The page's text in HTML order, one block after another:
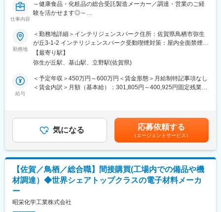
■鳥栖工場について：
精米・パックごはん・飲料の生産拠点です。単身世帯の増加や生
拡大していることから、鳥栖工場を西日本エリアの飲料水・食品
生産拠点として位置付け、安定的な供給体制を構築します。今後
は海外に向けての輸出などにも取り組んでいきます。
アイリスグループは「快適生活」をキーワードに、生活者の潜在
的な不満を解消するソリューション型商品で、暮らしをより豊か
た。日本で大ヒットした後、海外にもニーズがあると考え、アメ
リカとヨーロッパで販売。日本と同じく欧米で大ヒットし、世界
中の収納ケースが透明に変わりました。こうして「しまう収納」
から「探す収納」へとその概念を変えたことで、世界の収納文化
を変えました。世の中は常に変化しており、想定外の出来事も起
こります。移り行く時代の変化にスピーディに対応し、グループ
力を最大限に活用すること。それが新しい需要と市場を創造する
ことであり、使命だと考えます。アイリスグループはこれから
貢献する」企業であり続けます。
仕事内容
～健康食品・化粧品の総合受託製造メーカー／調達・営業のご経
験を活かせます◎～
■概要：
当社は、最新のテクノロジーやこれまで積み重ねてきた研究開発
力を用いて、世界中から発掘した天然由来素材の機能性をさらに
高め、付加価値の高い商品を提供する健康食品・化粧品の総合受
託製造メーカーです。
今回はグローバルサプライチェーンの調達安定化やコストダウン
に取り組んでいただく調達担当を募集いたします。
想定です。
・調達計画立案と実行
・調達品の分析、サプライヤマネジメント（評価や集約、関係強
∟海外調達、加工委託・貿易のハンドリング、拠点監査、コスト
交渉、複線化検討など
・その他付随する業務
■担当分野：
勤務地
＜勤務地詳細＞インテリジェンスパーク住所：佐賀県鳥栖市弥生
が丘3-1-2 インテリジェンスパーク受動喫煙対策：屋内全面禁煙変
更の範囲：会社の定める事業所（リモートワーク含む）
【最寄り駅】
弥生が丘駅、基山駅、立野駅(佐賀県)
給与
＜予定年収＞450万円～600万円＜賃金形態＞月給制特記事項なし
＜賃金内訳＞月額（基本給）：301,805円～400,925円固定残業手
＞※上記に加え対象者には住宅手当・家族手当を支給■諸手当込み
の想定年収：490万円～700万円■賞与：年2回■昇給：年1回賃金
はあくまでも目安の金額であり、選考を通じて上下する可能性が
あります。月給(月額)は固定手当を含めた表記です。
気になる 応募依頼する
（エージェントサービス）
【佐賀／鳥栖／総合職】間接購買(工場内での備品や機
材調達）◆世界シェアトップクラスの電子材料メーカ
ー
昭栄化学工業株式会社